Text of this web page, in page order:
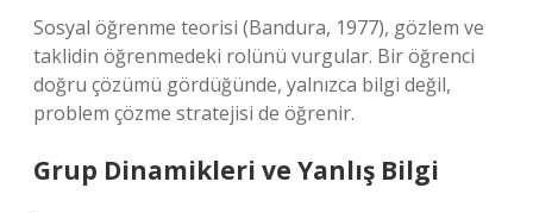
Sosyal öğrenme teorisi (Bandura, 1977), gözlem ve
taklidin öğrenmedeki rolünü vurgular. Bir öğrenci
doğru çözümü gördüğünde, yalnızca bilgi değil,
problem çözme stratejisi de öğrenir.
Grup Dinamikleri ve Yanlış Bilgi